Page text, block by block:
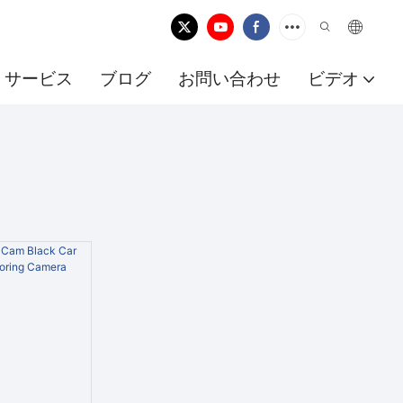
サービス ブログ お問い合わせ ビデオ